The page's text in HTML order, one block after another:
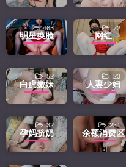
明星换脸
465
网红
72
白虎嫩妹
52
人妻少妇
23
孕妈挤奶
32
余额消费区
231